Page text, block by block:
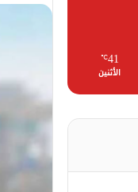
41
℃
الأثنين